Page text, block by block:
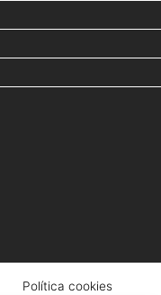
Política cookies